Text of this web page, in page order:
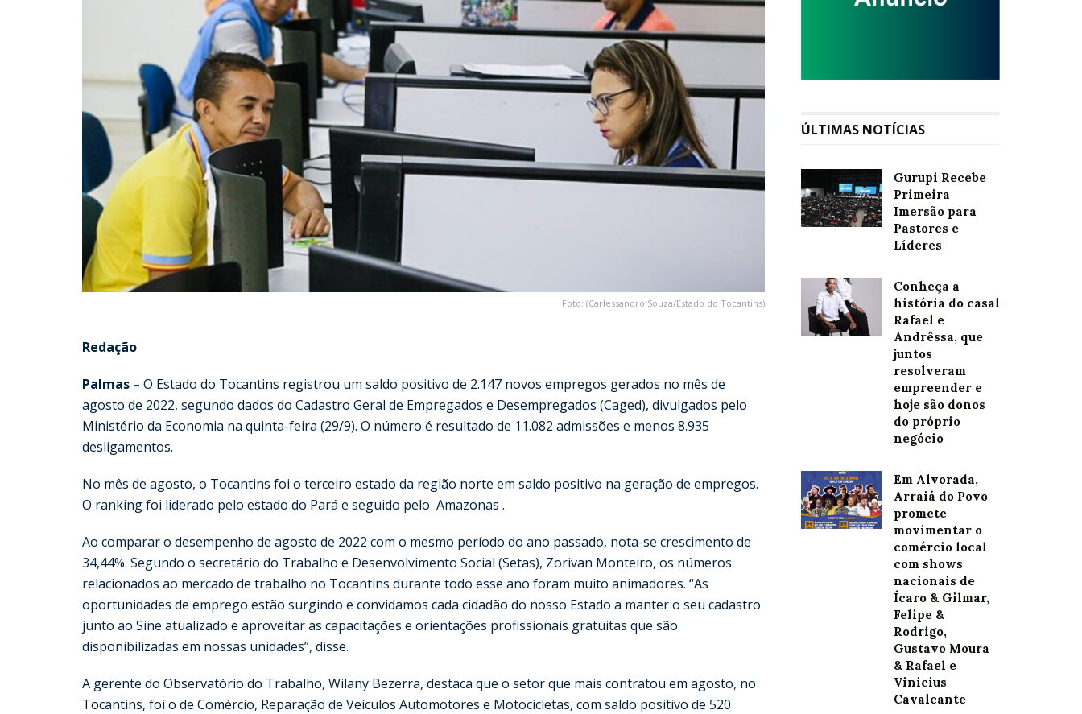
Foto: (Carlessandro Souza/Estado do Tocantins)
Redação
Palmas – O Estado do Tocantins registrou um saldo positivo de 2.147 novos empregos gerados no mês de
agosto de 2022, segundo dados do Cadastro Geral de Empregados e Desempregados (Caged), divulgados pelo
Ministério da Economia na quinta-feira (29/9). O número é resultado de 11.082 admissões e menos 8.935
desligamentos.
No mês de agosto, o Tocantins foi o terceiro estado da região norte em saldo positivo na geração de empregos.
O ranking foi liderado pelo estado do Pará e seguido pelo Amazonas .
Ao comparar o desempenho de agosto de 2022 com o mesmo período do ano passado, nota-se crescimento de
34,44%. Segundo o secretário do Trabalho e Desenvolvimento Social (Setas), Zorivan Monteiro, os números
relacionados ao mercado de trabalho no Tocantins durante todo esse ano foram muito animadores. “As
oportunidades de emprego estão surgindo e convidamos cada cidadão do nosso Estado a manter o seu cadastro
junto ao Sine atualizado e aproveitar as capacitações e orientações profissionais gratuitas que são
disponibilizadas em nossas unidades”, disse.
A gerente do Observatório do Trabalho, Wilany Bezerra, destaca que o setor que mais contratou em agosto, no
Tocantins, foi o de Comércio, Reparação de Veículos Automotores e Motocicletas, com saldo positivo de 520
ÚLTIMAS NOTÍCIAS
Gurupi Recebe
Primeira
Imersão para
Pastores e
Líderes
Conheça a
história do casal
Rafael e
Andrêssa, que
juntos
resolveram
empreender e
hoje são donos
do próprio
negócio
Em Alvorada,
Arraiá do Povo
promete
movimentar o
comércio local
com shows
nacionais de
Ícaro & Gilmar,
Felipe &
Rodrigo,
Gustavo Moura
& Rafael e
Vinicius
Cavalcante